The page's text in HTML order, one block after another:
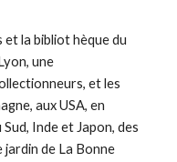
une
et les
aux USA, en
Inde et Japon, des
de La Bonne